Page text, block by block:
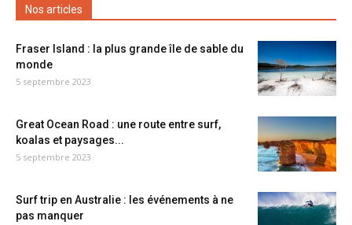
Nos articles
Fraser Island : la plus grande île de sable du
monde
5 septembre 2023
Great Ocean Road : une route entre surf,
koalas et paysages...
5 septembre 2023
Surf trip en Australie : les événements à ne
pas manquer